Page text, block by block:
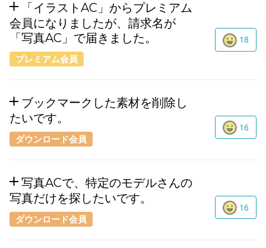
「イラストAC」からプレミアム
会員になりましたが、請求名が
「写真AC」で届きました。
プレミアム会員
18
ブックマークした素材を削除し
たいです。
ダウンロード会員
16
写真ACで、特定のモデルさんの
写真だけを探したいです。
ダウンロード会員
16